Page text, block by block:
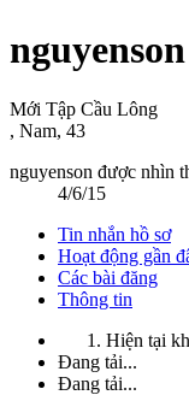
nguyenson
Mới Tập Cầu Lông
, Nam, 43
nguyenson được nhìn
4/6/15
Tin nhắn hồ sơ
Hoạt động gần
Các bài đăng
Thông tin
Hiện tại
Đang tải...
Đang tải...